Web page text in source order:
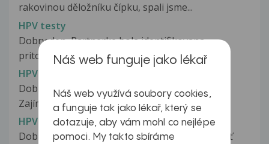
rakovinou děložníku čípku, spali jsme...
HPV testy
Dobry den, Partnerke bola identifikovana
pritomnost HPV, konkretne aj kmenu...
HPV typ 16, ASCUS
Dobrý den, byl mi zjištěn HPV typ 16 (ASCUS).
Zajímá mě, jak dlouho tento virus...
HPV typ 52 u partnerky
Dobrý deň prajem. Prosím Vás ako sa dá vyliečiť
Náš web funguje jako lékař
Náš web využívá soubory cookies,
a funguje tak jako lékař, který se
dotazuje, aby vám mohl co nejlépe
pomoci. My takto sbíráme